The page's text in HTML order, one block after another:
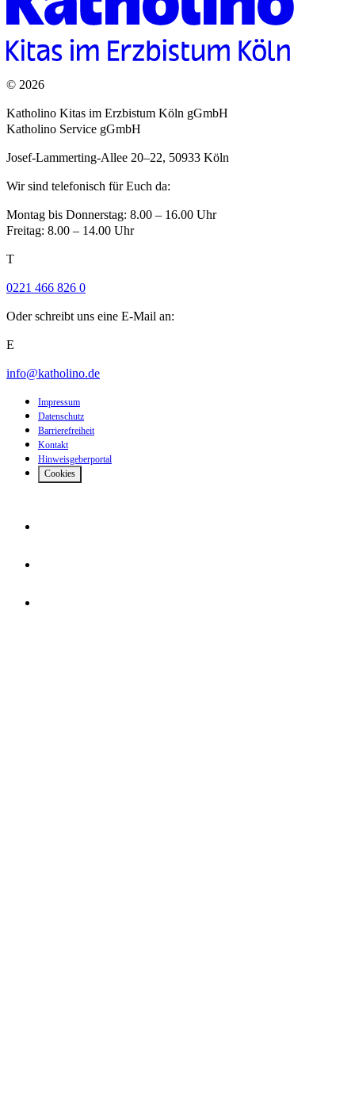
© 2026
Katholino Kitas im Erzbistum Köln gGmbH
Katholino Service gGmbH
Josef-Lammerting-Allee 20–22, 50933 Köln
Wir sind telefonisch für Euch da:
Montag bis Donnerstag: 8.00 – 16.00 Uhr
Freitag: 8.00 – 14.00 Uhr
T
0221 466 826 0
Oder schreibt uns eine E-Mail an:
E
info@katholino.de
Impressum
Datenschutz
Barrierefreiheit
Kontakt
Hinweisgeberportal
Cookies